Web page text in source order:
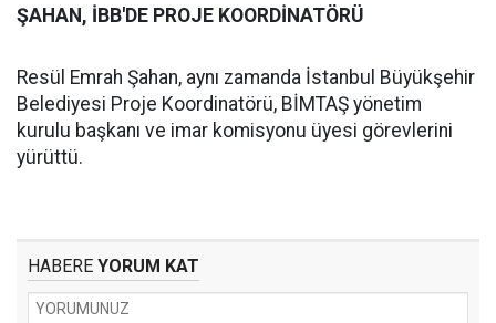
ŞAHAN, İBB'DE PROJE KOORDİNATÖRÜ
Resül Emrah Şahan, aynı zamanda İstanbul Büyükşehir
Belediyesi Proje Koordinatörü, BİMTAŞ yönetim
kurulu başkanı ve imar komisyonu üyesi görevlerini
yürüttü.
HABERE YORUM KAT